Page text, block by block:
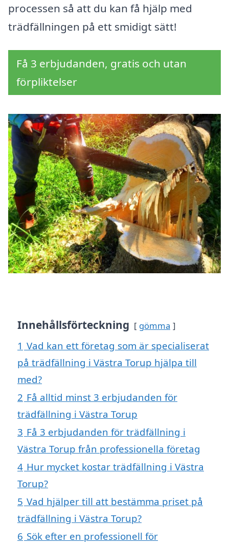
processen så att du kan få hjälp med
trädfällningen på ett smidigt sätt!
Få 3 erbjudanden, gratis och utan
förpliktelser
Innehållsförteckning gömma
1 Vad kan ett företag som är specialiserat
på trädfällning i Västra Torup hjälpa till
med?
2 Få alltid minst 3 erbjudanden för
trädfällning i Västra Torup
3 Få 3 erbjudanden för trädfällning i
Västra Torup från professionella företag
4 Hur mycket kostar trädfällning i Västra
Torup?
5 Vad hjälper till att bestämma priset på
trädfällning i Västra Torup?
6 Sök efter en professionell för